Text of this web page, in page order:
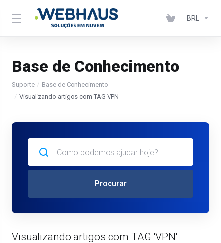
BRL
Base de Conhecimento
Suporte
Base de Conhecimento
Visualizando artigos com TAG VPN
Procurar
Visualizando artigos com TAG 'VPN'